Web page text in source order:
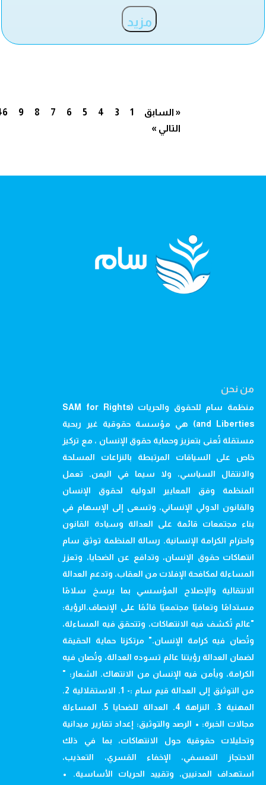
مزيد
« السابق 1
3
4
5
6
7
8
9
التالي »
من نحن
منظمة سام للحقوق والحريات (SAM for Rights
and Liberties) هي مؤسسة حقوقية غير ربحية
مستقلة تُعنى بتعزيز وحماية حقوق الإنسان ، مع تركيز
خاص على السياقات المرتبطة بالنزاعات المسلحة
والانتقال السياسي، ولا سيما في اليمن. تعمل
المنظمة وفق المعايير الدولية لحقوق الإنسان
والقانون الدولي الإنساني، وتسعى إلى الإسهام في
بناء مجتمعات قائمة على العدالة وسيادة القانون
واحترام الكرامة الإنسانية. رسالة المنظمة توثق سام
انتهاكات حقوق الإنسان، وتدافع عن الضحايا، وتعزز
المساءلة لمكافحة الإفلات من العقاب، وتدعم العدالة
الانتقالية والإصلاح المؤسسي بما يرسخ سلامًا
مستدامًا وتعافيًا مجتمعيًا قائمًا على الإنصاف.الرؤية:
"عالم تُكشف فيه الانتهاكات، وتتحقق فيه المساءلة،
وتُصان فيه كرامة الإنسان." مرتكزنا حماية الحقيقة
لضمان العدالة رؤيتنا عالم تسوده العدالة، وتُصان فيه
الكرامة، ويأمن فيه الإنسان من الانتهاك. الشعار: "
من التوثيق إلى العدالة قيم سام :- 1. الاستقلالية 2.
المهنية 3. النزاهة 4. العدالة للضحايا 5. المساءلة
مجالات الخبرة: • الرصد والتوثيق: إعداد تقارير ميدانية
وتحليلات حقوقية حول الانتهاكات، بما في ذلك
الاحتجاز التعسفي، الإخفاء القسري، التعذيب،
استهداف المدنيين، وتقييد الحريات الأساسية. •